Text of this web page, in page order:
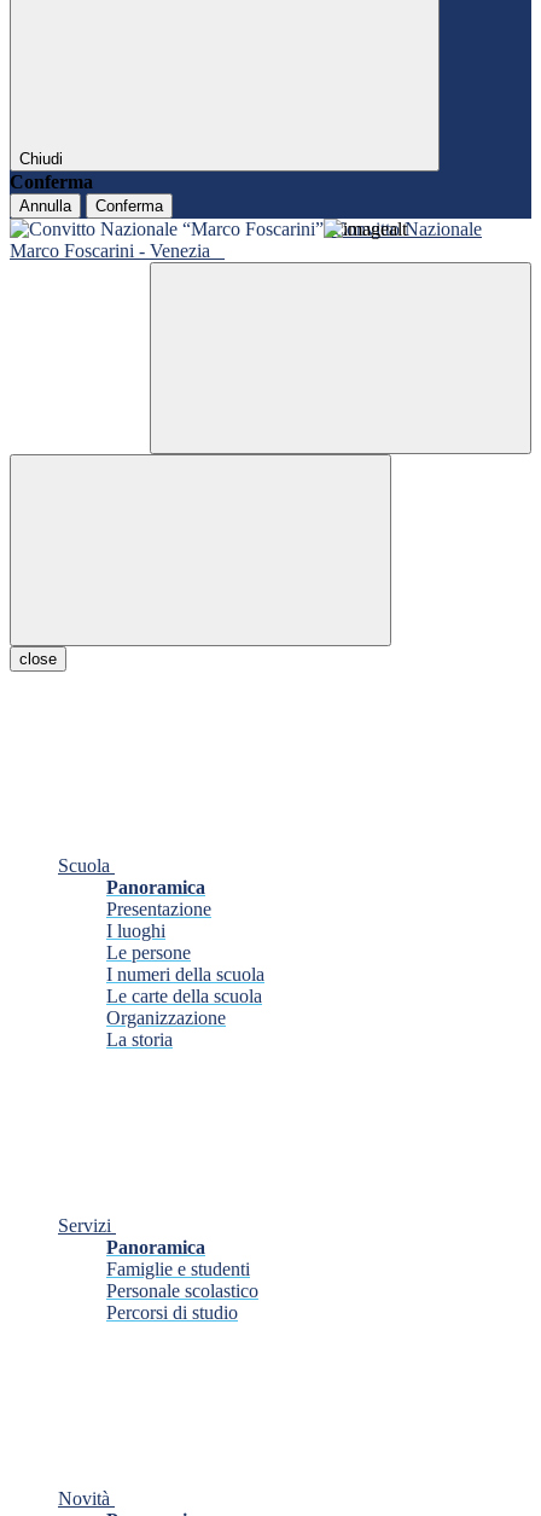
Chiudi
Conferma
Annulla Conferma
Convitto Nazionale
Marco Foscarini - Venezia
close
Scuola
Panoramica
Presentazione
I luoghi
Le persone
I numeri della scuola
Le carte della scuola
Organizzazione
La storia
Servizi
Panoramica
Famiglie e studenti
Personale scolastico
Percorsi di studio
Novità